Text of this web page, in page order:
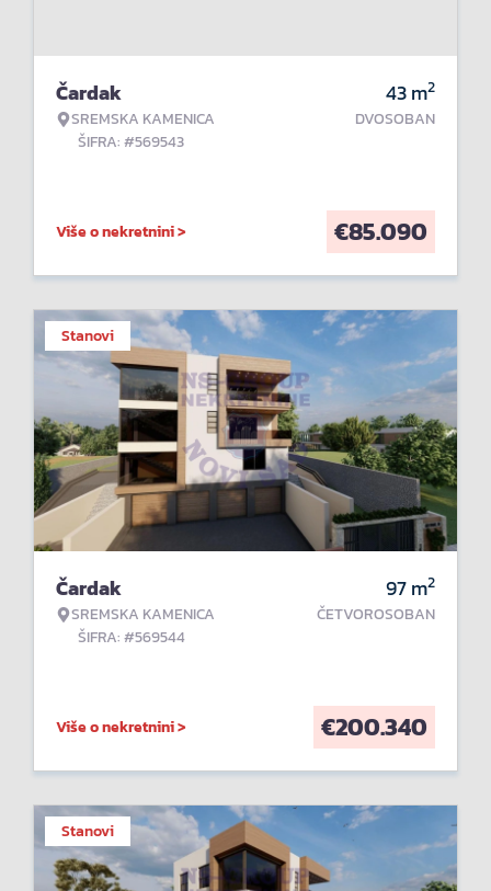
Čardak
SREMSKA KAMENICA
ŠIFRA: #569543
43m2
DVOSOBAN
Više o nekretnini > €85.090
Stanovi
Čardak
SREMSKA KAMENICA
ŠIFRA: #569544
97m2
ČETVOROSOBAN
Više o nekretnini > €200.340
Stanovi